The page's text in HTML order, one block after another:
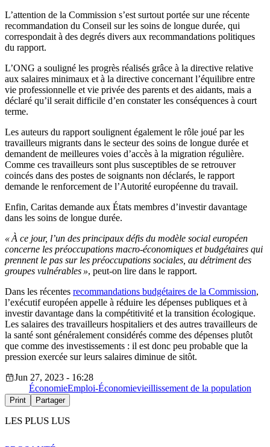
L’attention de la Commission s’est surtout portée sur une récente
recommandation du Conseil sur les soins de longue durée, qui
correspondait à des degrés divers aux recommandations politiques
du rapport.
L’ONG a souligné les progrès réalisés grâce à la directive relative
aux salaires minimaux et à la directive concernant l’équilibre entre
vie professionnelle et vie privée des parents et des aidants, mais a
déclaré qu’il serait difficile d’en constater les conséquences à court
terme.
Les auteurs du rapport soulignent également le rôle joué par les
travailleurs migrants dans le secteur des soins de longue durée et
demandent de meilleures voies d’accès à la migration régulière.
Comme ces travailleurs sont plus susceptibles de se retrouver
coincés dans des postes de soignants non déclarés, le rapport
demande le renforcement de l’Autorité européenne du travail.
Enfin, Caritas demande aux États membres d’investir davantage
dans les soins de longue durée.
« À ce jour, l’un des principaux défis du modèle social européen
concerne les préoccupations macro-économiques et budgétaires qui
prennent le pas sur les préoccupations sociales, au détriment des
groupes vulnérables », peut-on lire dans le rapport.
Dans les récentes recommandations budgétaires de la Commission,
l’exécutif européen appelle à réduire les dépenses publiques et à
investir davantage dans la compétitivité et la transition écologique.
Les salaires des travailleurs hospitaliers et des autres travailleurs de
la santé sont généralement considérés comme des dépenses plutôt
que comme des investissements : il est donc peu probable que la
pression exercée sur leurs salaires diminue de sitôt.
Jun 27, 2023 - 16:28
ÉconomieEmploi-Économievieillissement de la population
Print Partager
LES PLUS LUS